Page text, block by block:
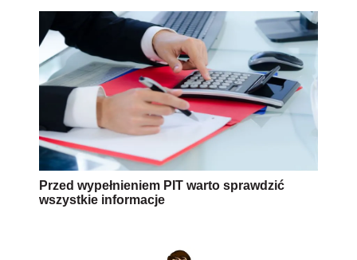
Przed wypełnieniem PIT warto sprawdzić
wszystkie informacje